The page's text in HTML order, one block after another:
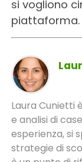
si vogliono
piattaforma.
Laura Cunietti
e analisi di
esperienza, si
strategie di